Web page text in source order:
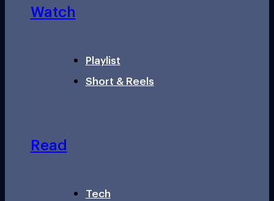
Watch
Playlist
Short & Reels
Read
Tech